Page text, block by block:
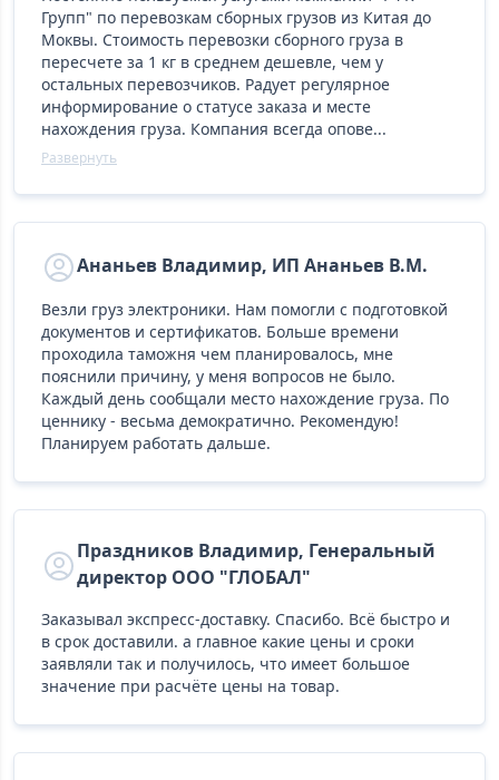
Групп" по перевозкам сборных грузов из Китая до
Моквы. Стоимость перевозки сборного груза в
пересчете за 1 кг в среднем дешевле, чем у
остальных перевозчиков. Радует регулярное
информирование о статусе заказа и месте
нахождения груза. Компания всегда опове...
Развернуть
Ананьев Владимир, ИП Ананьев В.М.
Везли груз электроники. Нам помогли с подготовкой
документов и сертификатов. Больше времени
проходила таможня чем планировалось, мне
пояснили причину, у меня вопросов не было.
Каждый день сообщали место нахождение груза. По
ценнику - весьма демократично. Рекомендую!
Планируем работать дальше.
Праздников Владимир, Генеральный
директор ООО "ГЛОБАЛ"
Заказывал экспресс-доставку. Спасибо. Всё быстро и
в срок доставили. а главное какие цены и сроки
заявляли так и получилось, что имеет большое
значение при расчёте цены на товар.